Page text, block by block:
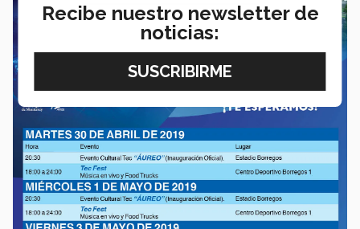
Recibe nuestro newsletter de
noticias: